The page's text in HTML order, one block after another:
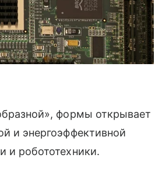
формы открывает
и энергоэффективной
и робототехники.